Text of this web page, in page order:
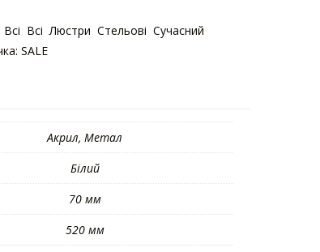
Bсі Bсі ,Люстри Стельові Сучасний
SALE
Акрил, Метал
Білий
70 мм
520 мм